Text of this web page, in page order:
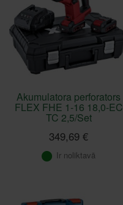
Akumulatora perforators
FLEX FHE 1-16 18,0-EC
TC 2,5/Set
349,69 €
Ir noliktavā